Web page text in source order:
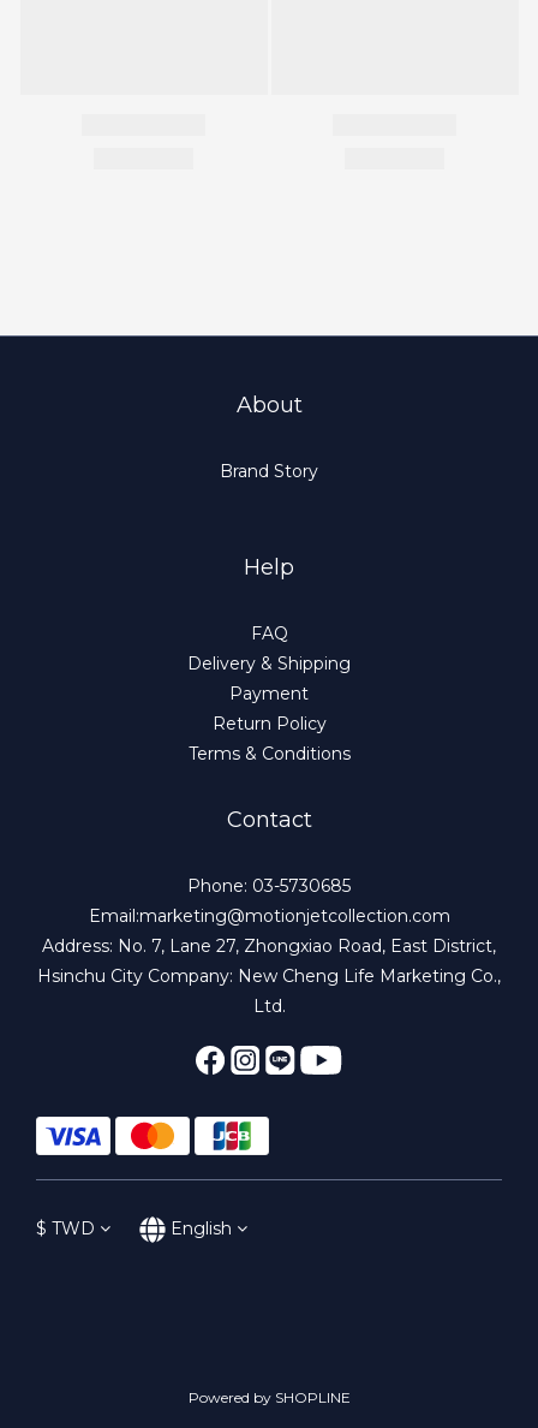
About
Brand Story
Help
FAQ
Delivery & Shipping
Payment
Return Policy
Terms & Conditions
Contact
Phone: 03-5730685
Email:marketing@motionjetcollection.com
Address: No. 7, Lane 27, Zhongxiao Road, East District,
Hsinchu City Company: New Cheng Life Marketing Co.,
Ltd.
$ TWD English
Powered by SHOPLINE